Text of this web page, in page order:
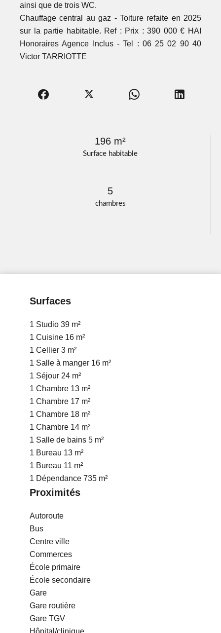
Surface habitable
196 m²
chambres
5
ainsi que de trois WC.
Chauffage central au gaz - Toiture refaite en 2025
sur la partie habitable. Ref : Prix : 390 000 € HAI
Honoraires Agence Inclus - Tel : 06 25 02 90 40
Victor TARRIOTTE
Surfaces
1 Studio 39 m²
1 Cuisine 16 m²
1 Cellier 3 m²
1 Salle à manger 16 m²
1 Séjour 24 m²
1 Chambre 13 m²
1 Chambre 17 m²
1 Chambre 18 m²
1 Chambre 14 m²
1 Salle de bains 5 m²
1 Bureau 13 m²
1 Bureau 11 m²
1 Dépendance 735 m²
Proximités
Autoroute
Bus
Centre ville
Commerces
École primaire
École secondaire
Gare
Gare routière
Gare TGV
Hôpital/clinique